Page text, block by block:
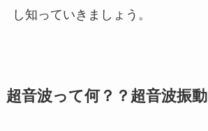
し知っていきましょう。
超音波って何？？超音波振